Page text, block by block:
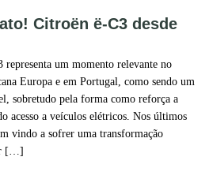
Citroën ë-C3 desde
um momento relevante no
Europa e em Portugal, como sendo um
sobretudo pela forma como reforça a
acesso a veículos elétricos. Nos últimos
vindo a sofrer uma transformação
[…]